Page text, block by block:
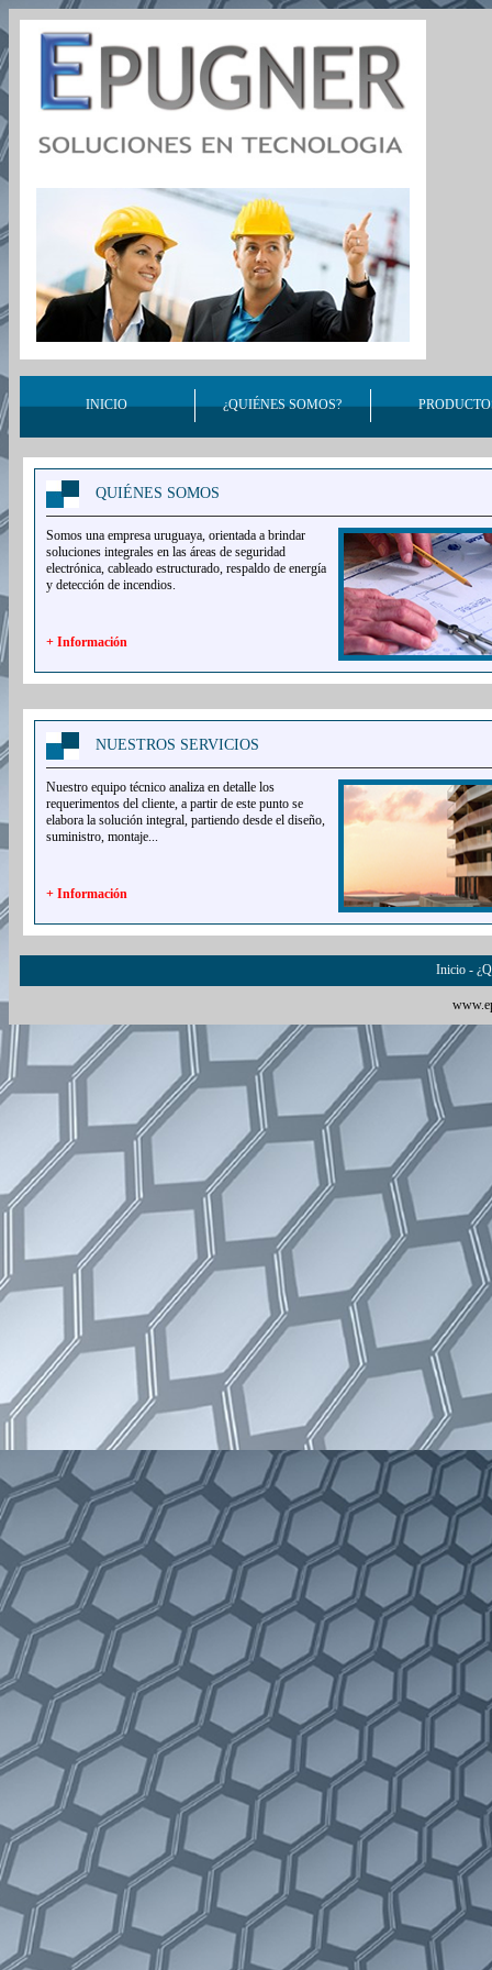
INICIO ¿QUIÉNES SOMOS?
QUIÉNES SOMOS
Somos una empresa uruguaya, orientada a brindar
soluciones integrales en las áreas de seguridad
electrónica, cableado estructurado, respaldo de energía
y detección de incendios.
+ Información
NUESTROS SERVICIOS
Nuestro equipo técnico analiza en detalle los
requerimentos del cliente, a partir de este punto se
elabora la solución integral, partiendo desde el diseño,
suministro, montaje...
+ Información
Inicio -